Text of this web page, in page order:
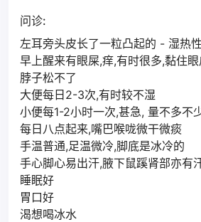
问诊:
左耳旁头皮长了一粒凸起的 - 湿热
早上醒来有眼屎,痒,有时很多,黏住眼
脖子松不了
大便每日2-3次,有时较不湿
小便每1-2小时一次,甚急, 量不多不
每日八点起来,嘴巴喉咙微干微痰
手温普通,足温微冷,脚底是冰冷的
手心脚心易出汗,腋下鼠蹊肾部亦有
睡眠好
胃口好
渴想喝冰水